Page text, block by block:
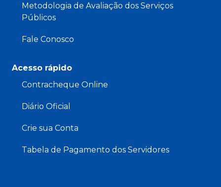
Metodologia de Avaliação dos Serviços
Públicos
Fale Conosco
Acesso rápido
Contracheque Online
Diário Oficial
Crie sua Conta
Tabela de Pagamento dos Servidores